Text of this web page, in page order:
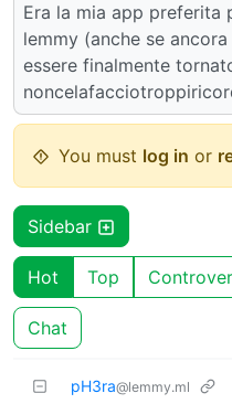
Era la mia app preferita
lemmy (anche se
essere finalmente
You must log in or
Sidebar
Hot Top
Chat
pH3ra@lemmy.ml